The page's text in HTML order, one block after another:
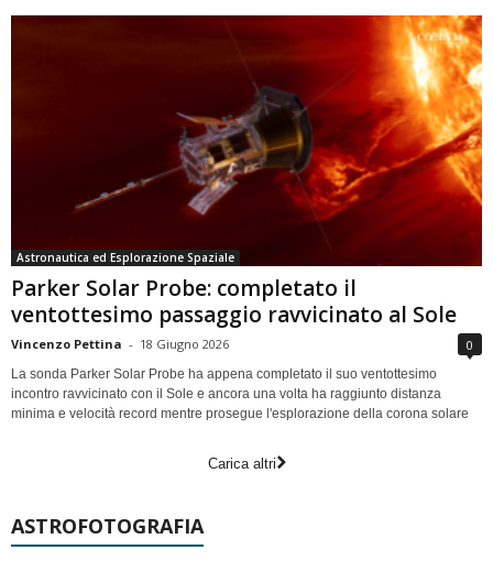
Astronautica ed Esplorazione Spaziale
Parker Solar Probe: completato il
ventottesimo passaggio ravvicinato al Sole
Vincenzo Pettina - 18 Giugno 2026 0
La sonda Parker Solar Probe ha appena completato il suo ventottesimo
incontro ravvicinato con il Sole e ancora una volta ha raggiunto distanza
minima e velocità record mentre prosegue l'esplorazione della corona solare
Carica altri
ASTROFOTOGRAFIA